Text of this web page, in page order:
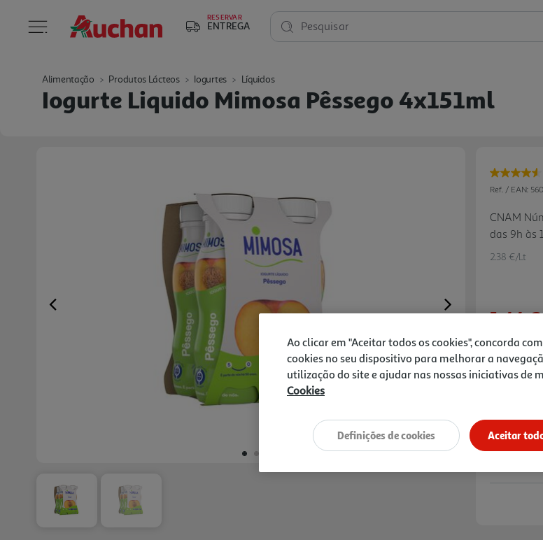
RESERVAR
ENTREGA Pesquisar
Alimentação Produtos Lácteos Iogurtes Líquidos
Iogurte Liquido Mimosa Pêssego 4x151ml
Previous Next
Ref. / EAN:
CNAM
das 9h às
4108-007
2.38 €/Lt
1,44 €
Notas de
Ao clicar em "Aceitar todos os cookies", concorda
cookies no seu dispositivo para melhorar a
utilização do site e ajudar nas nossas iniciativas de
Cookies
Aceitar
Definições de cookies